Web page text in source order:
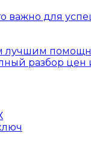
важно для
лучшим
разбор